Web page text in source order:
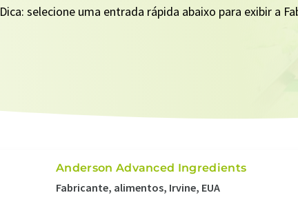
Dica: selecione uma entrada rápida abaixo para exibir a
Anderson Advanced Ingredients
Fabricante, alimentos, Irvine, EUA